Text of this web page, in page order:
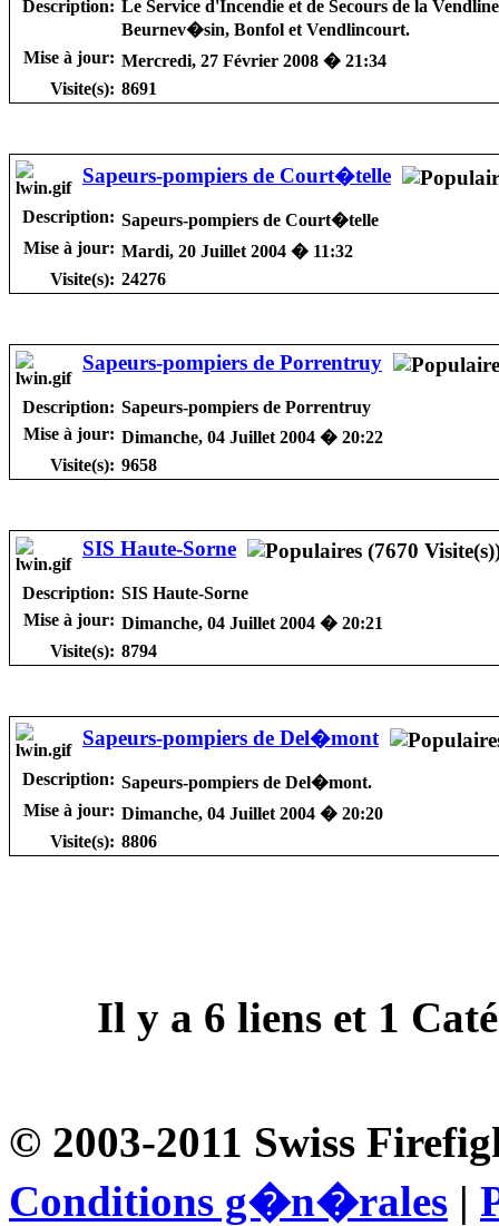
Description: Le Service d'Incendie et de Secours de la
Beurnev�sin, Bonfol et Vendlincourt.
Mise à jour: Mercredi, 27 Février 2008 � 21:34
Visite(s): 8691
Sapeurs-pompiers de Court�telle
Description: Sapeurs-pompiers de Court�telle
Mise à jour: Mardi, 20 Juillet 2004 � 11:32
Visite(s): 24276
Sapeurs-pompiers de Porrentruy
Description: Sapeurs-pompiers de Porrentruy
Mise à jour: Dimanche, 04 Juillet 2004 � 20:22
Visite(s): 9658
SIS Haute-Sorne
Description: SIS Haute-Sorne
Mise à jour: Dimanche, 04 Juillet 2004 � 20:21
Visite(s): 8794
Sapeurs-pompiers de Del�mont
Description: Sapeurs-pompiers de Del�mont.
Mise à jour: Dimanche, 04 Juillet 2004 � 20:20
Visite(s): 8806
Il y a 6 liens et 1
© 2003-2011 Swiss
Conditions g�n�rales |